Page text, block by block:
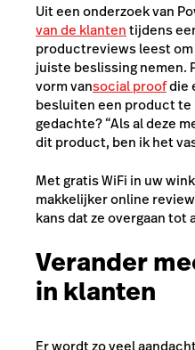
Uit een onderzoek van
van de klantentijdens
productreviews leest
juiste beslissing nemen.
vorm vansocial proofdie
besluiten een product te
gedachte? “Als al deze
dit product, ben ik het
Met gratis WiFi in uw
makkelijker online
kans dat ze overgaan tot
Verander
in klanten
Er wordt zo veel